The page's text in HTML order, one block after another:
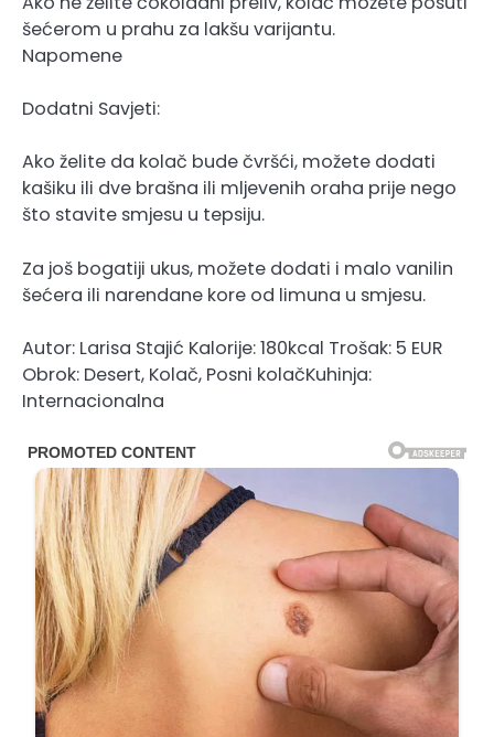
šećerom u prahu za lakšu varijantu.
Napomene
Dodatni Savjeti:
Ako želite da kolač bude čvršći, možete dodati
kašiku ili dve brašna ili mljevenih oraha prije nego
što stavite smjesu u tepsiju.
Za još bogatiji ukus, možete dodati i malo vanilin
šećera ili narendane kore od limuna u smjesu.
Autor: Larisa Stajić Kalorije: 180kcal Trošak: 5 EUR
Obrok: Desert, Kolač, Posni kolačKuhinja:
Internacionalna